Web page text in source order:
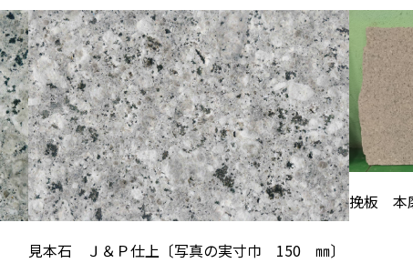
見本石 Ｊ＆Ｐ仕上〔写真の実寸巾 150 ㎜〕
挽板 本